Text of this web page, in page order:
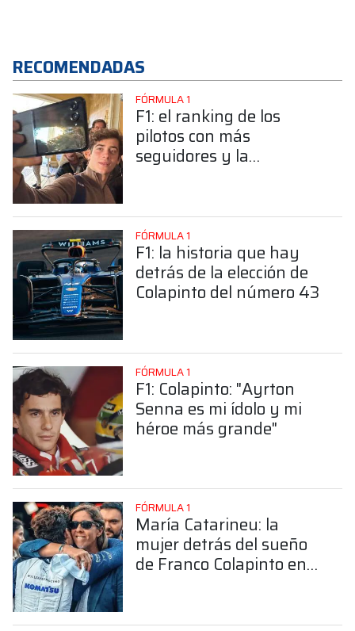
RECOMENDADAS
FÓRMULA 1
F1: el ranking de los
pilotos con más
seguidores y la
FÓRMULA 1
F1: la historia que hay
detrás de la elección de
Colapinto del número 43
FÓRMULA 1
F1: Colapinto: "Ayrton
Senna es mi ídolo y mi
héroe más grande"
FÓRMULA 1
María Catarineu: la
mujer detrás del sueño
de Franco Colapinto en